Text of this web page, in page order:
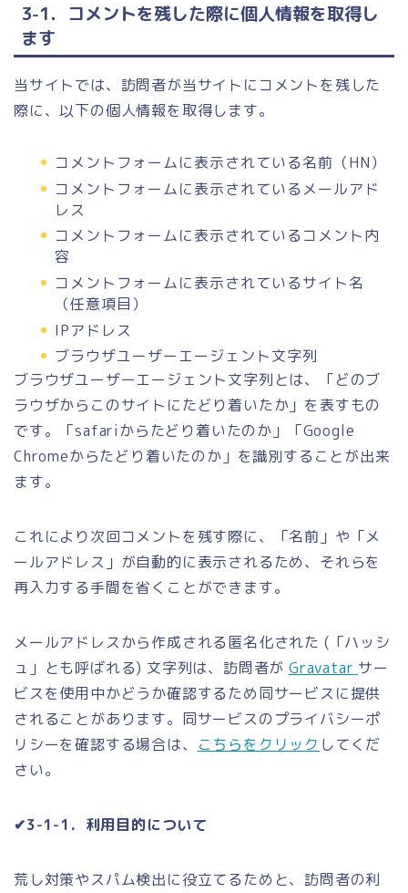
3-1．コメントを残した際に個人情報を取得し
ます
当サイトでは、訪問者が当サイトにコメントを残した
際に、以下の個人情報を取得します。
コメントフォームに表示されている名前（HN）
コメントフォームに表示されているメールアド
レス
コメントフォームに表示されているコメント内
容
コメントフォームに表示されているサイト名
（任意項目）
IPアドレス
ブラウザユーザーエージェント文字列
ブラウザユーザーエージェント文字列とは、「どのブ
ラウザからこのサイトにたどり着いたか」を表すもの
です。「safariからたどり着いたのか」「Google
Chromeからたどり着いたのか」を識別することが出来
ます。
これにより次回コメントを残す際に、「名前」や「メ
ールアドレス」が自動的に表示されるため、それらを
再入力する手間を省くことができます。
メールアドレスから作成される匿名化された (「ハッシ
ュ」とも呼ばれる) 文字列は、訪問者が Gravatar サー
ビスを使用中かどうか確認するため同サービスに提供
されることがあります。同サービスのプライバシーポ
リシーを確認する場合は、
こちらをクリック してくだ
さい。
✔3-1-1．利用目的について
荒し対策やスパム検出に役立てるためと、訪問者の利